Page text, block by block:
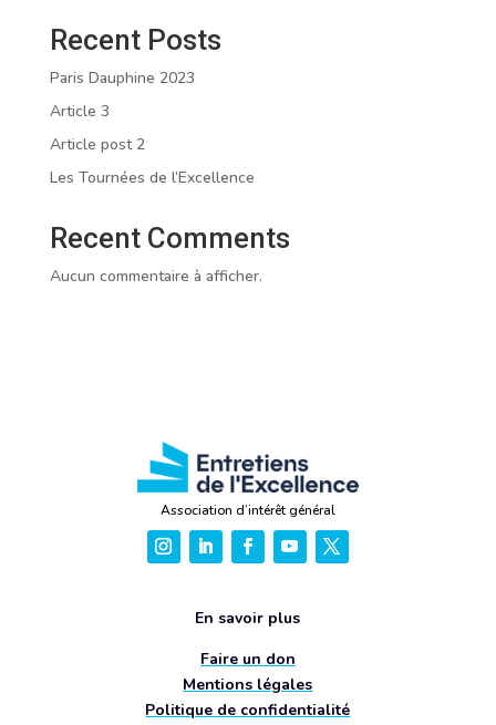
Recent Posts
Paris Dauphine 2023
Article 3
Article post 2
Les Tournées de l’Excellence
Recent Comments
Aucun commentaire à afficher.
Association d’intérêt général
En savoir plus
Faire un don
Mentions légales
Politique de confidentialité